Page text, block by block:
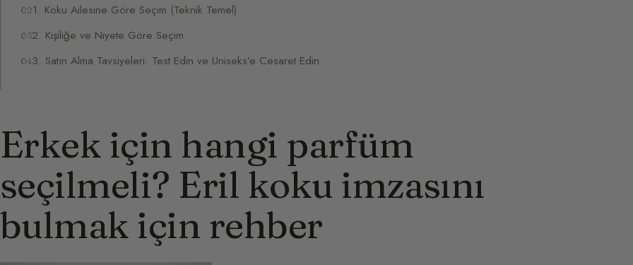
1. Koku Ailesine Göre Seçim (Teknik Temel)
2. Kişiliğe ve Niyete Göre Seçim
3. Satın Alma Tavsiyeleri: Test Edin ve Uniseks’e Cesaret Edin
Erkek için hangi parfüm
seçilmeli? Eril koku imzasını
bulmak için rehber